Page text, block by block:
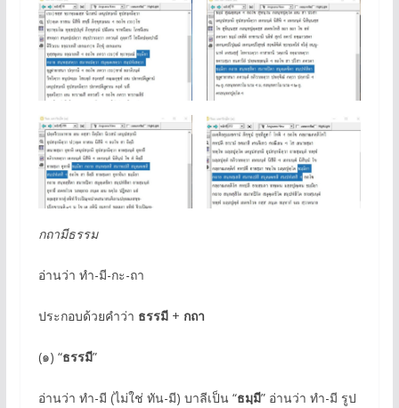
กถามีธรรม
อ่านว่า ทำ-มี-กะ-ถา
ประกอบด้วยคำว่า ธรรมี+ กถา
(๑) “ธรรมี”
อ่านว่า ทำ-มี (ไม่ใช่ ทัน-มี) บาลีเป็น “ธมฺมี” อ่านว่า ทำ-มี รูป